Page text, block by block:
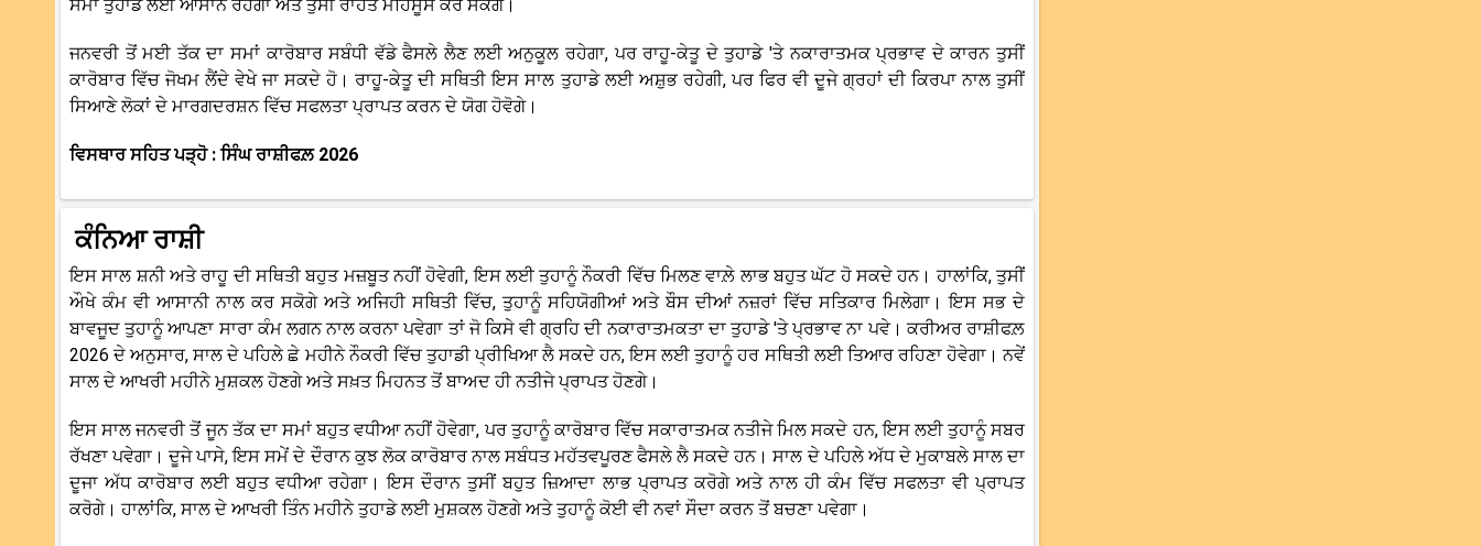
ਸਮਾਂ ਤੁਹਾਡੇ ਲਈ ਆਸਾਨ ਰਹੇਗਾ ਅਤੇ ਤੁਸੀਂ ਰਾਹਤ ਮਹਿਸੂਸ ਕਰ ਸਕੋਗੇ।
ਜਨਵਰੀ ਤੋਂ ਮਈ ਤੱਕ ਦਾ ਸਮਾਂ ਕਾਰੋਬਾਰ ਸਬੰਧੀ ਵੱਡੇ ਫੈਸਲੇ ਲੈਣ ਲਈ ਅਨੁਕੂਲ ਰਹੇਗਾ, ਪਰ ਰਾਹੂ-ਕੇਤੂ ਦੇ ਤੁਹਾਡੇ 'ਤੇ ਨਕਾਰਾਤਮਕ ਪ੍ਰਭਾਵ ਦੇ ਕਾਰਨ ਤੁਸੀਂ
ਕਾਰੋਬਾਰ ਵਿੱਚ ਜੋਖਮ ਲੈਂਦੇ ਵੇਖੇ ਜਾ ਸਕਦੇ ਹੋ। ਰਾਹੂ-ਕੇਤੂ ਦੀ ਸਥਿਤੀ ਇਸ ਸਾਲ ਤੁਹਾਡੇ ਲਈ ਅਸ਼ੁਭ ਰਹੇਗੀ, ਪਰ ਫਿਰ ਵੀ ਦੂਜੇ ਗ੍ਰਹਾਂ ਦੀ ਕਿਰਪਾ ਨਾਲ ਤੁਸੀਂ
ਸਿਆਣੇ ਲੋਕਾਂ ਦੇ ਮਾਰਗਦਰਸ਼ਨ ਵਿੱਚ ਸਫਲਤਾ ਪ੍ਰਾਪਤ ਕਰਨ ਦੇ ਯੋਗ ਹੋਵੋਗੇ।
ਵਿਸਥਾਰ ਸਹਿਤ ਪੜ੍ਹੋ : ਸਿੰਘ ਰਾਸ਼ੀਫਲ਼ 2026
ਕੰਨਿਆ ਰਾਸ਼ੀ
ਇਸ ਸਾਲ ਸ਼ਨੀ ਅਤੇ ਰਾਹੂ ਦੀ ਸਥਿਤੀ ਬਹੁਤ ਮਜ਼ਬੂਤ ​​ਨਹੀਂ ਹੋਵੇਗੀ, ਇਸ ਲਈ ਤੁਹਾਨੂੰ ਨੌਕਰੀ ਵਿੱਚ ਮਿਲਣ ਵਾਲ਼ੇ ਲਾਭ ਬਹੁਤ ਘੱਟ ਹੋ ਸਕਦੇ ਹਨ। ਹਾਲਾਂਕਿ, ਤੁਸੀਂ
ਔਖੇ ਕੰਮ ਵੀ ਆਸਾਨੀ ਨਾਲ ਕਰ ਸਕੋਗੇ ਅਤੇ ਅਜਿਹੀ ਸਥਿਤੀ ਵਿੱਚ, ਤੁਹਾਨੂੰ ਸਹਿਯੋਗੀਆਂ ਅਤੇ ਬੌਸ ਦੀਆਂ ਨਜ਼ਰਾਂ ਵਿੱਚ ਸਤਿਕਾਰ ਮਿਲੇਗਾ। ਇਸ ਸਭ ਦੇ
ਬਾਵਜੂਦ ਤੁਹਾਨੂੰ ਆਪਣਾ ਸਾਰਾ ਕੰਮ ਲਗਨ ਨਾਲ ਕਰਨਾ ਪਵੇਗਾ ਤਾਂ ਜੋ ਕਿਸੇ ਵੀ ਗ੍ਰਹਿ ਦੀ ਨਕਾਰਾਤਮਕਤਾ ਦਾ ਤੁਹਾਡੇ 'ਤੇ ਪ੍ਰਭਾਵ ਨਾ ਪਵੇ। ਕਰੀਅਰ ਰਾਸ਼ੀਫਲ਼
2026 ਦੇ ਅਨੁਸਾਰ, ਸਾਲ ਦੇ ਪਹਿਲੇ ਛੇ ਮਹੀਨੇ ਨੌਕਰੀ ਵਿੱਚ ਤੁਹਾਡੀ ਪ੍ਰੀਖਿਆ ਲੈ ਸਕਦੇ ਹਨ, ਇਸ ਲਈ ਤੁਹਾਨੂੰ ਹਰ ਸਥਿਤੀ ਲਈ ਤਿਆਰ ਰਹਿਣਾ ਹੋਵੇਗਾ। ਨਵੇਂ
ਸਾਲ ਦੇ ਆਖਰੀ ਮਹੀਨੇ ਮੁਸ਼ਕਲ ਹੋਣਗੇ ਅਤੇ ਸਖ਼ਤ ਮਿਹਨਤ ਤੋਂ ਬਾਅਦ ਹੀ ਨਤੀਜੇ ਪ੍ਰਾਪਤ ਹੋਣਗੇ।
ਇਸ ਸਾਲ ਜਨਵਰੀ ਤੋਂ ਜੂਨ ਤੱਕ ਦਾ ਸਮਾਂ ਬਹੁਤ ਵਧੀਆ ਨਹੀਂ ਹੋਵੇਗਾ, ਪਰ ਤੁਹਾਨੂੰ ਕਾਰੋਬਾਰ ਵਿੱਚ ਸਕਾਰਾਤਮਕ ਨਤੀਜੇ ਮਿਲ ਸਕਦੇ ਹਨ, ਇਸ ਲਈ ਤੁਹਾਨੂੰ ਸਬਰ
ਰੱਖਣਾ ਪਵੇਗਾ। ਦੂਜੇ ਪਾਸੇ, ਇਸ ਸਮੇਂ ਦੇ ਦੌਰਾਨ ਕੁਝ ਲੋਕ ਕਾਰੋਬਾਰ ਨਾਲ ਸਬੰਧਤ ਮਹੱਤਵਪੂਰਣ ਫੈਸਲੇ ਲੈ ਸਕਦੇ ਹਨ। ਸਾਲ ਦੇ ਪਹਿਲੇ ਅੱਧ ਦੇ ਮੁਕਾਬਲੇ ਸਾਲ ਦਾ
ਦੂਜਾ ਅੱਧ ਕਾਰੋਬਾਰ ਲਈ ਬਹੁਤ ਵਧੀਆ ਰਹੇਗਾ। ਇਸ ਦੌਰਾਨ ਤੁਸੀਂ ਬਹੁਤ ਜ਼ਿਆਦਾ ਲਾਭ ਪ੍ਰਾਪਤ ਕਰੋਗੇ ਅਤੇ ਨਾਲ ਹੀ ਕੰਮ ਵਿੱਚ ਸਫਲਤਾ ਵੀ ਪ੍ਰਾਪਤ
ਕਰੋਗੇ। ਹਾਲਾਂਕਿ, ਸਾਲ ਦੇ ਆਖਰੀ ਤਿੰਨ ਮਹੀਨੇ ਤੁਹਾਡੇ ਲਈ ਮੁਸ਼ਕਲ ਹੋਣਗੇ ਅਤੇ ਤੁਹਾਨੂੰ ਕੋਈ ਵੀ ਨਵਾਂ ਸੌਦਾ ਕਰਨ ਤੋਂ ਬਚਣਾ ਪਵੇਗਾ।